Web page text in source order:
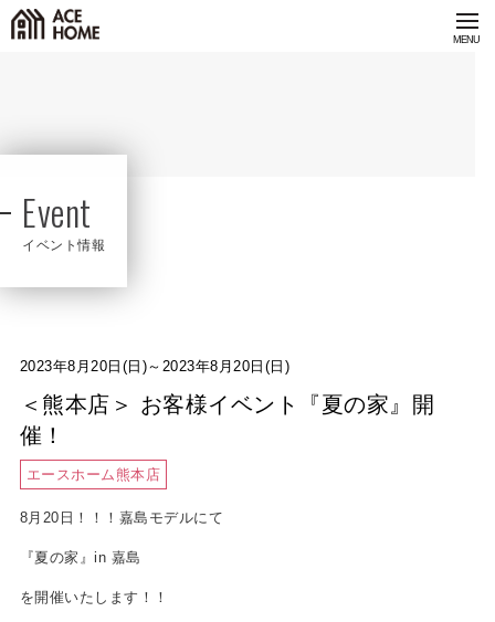
Event
イベント情報
2023年8月20日(日)～2023年8月20日(日)
＜熊本店＞ お客様イベント『夏の家』開
催！
エースホーム熊本店
8月20日！！！嘉島モデルにて
『夏の家』in 嘉島
を開催いたします！！